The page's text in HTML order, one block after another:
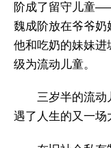
阶成了留守儿童
魏成阶放在爷爷
他和吃奶的妹妹
级为流动儿童。
三岁半的流动
遇了人生的又一